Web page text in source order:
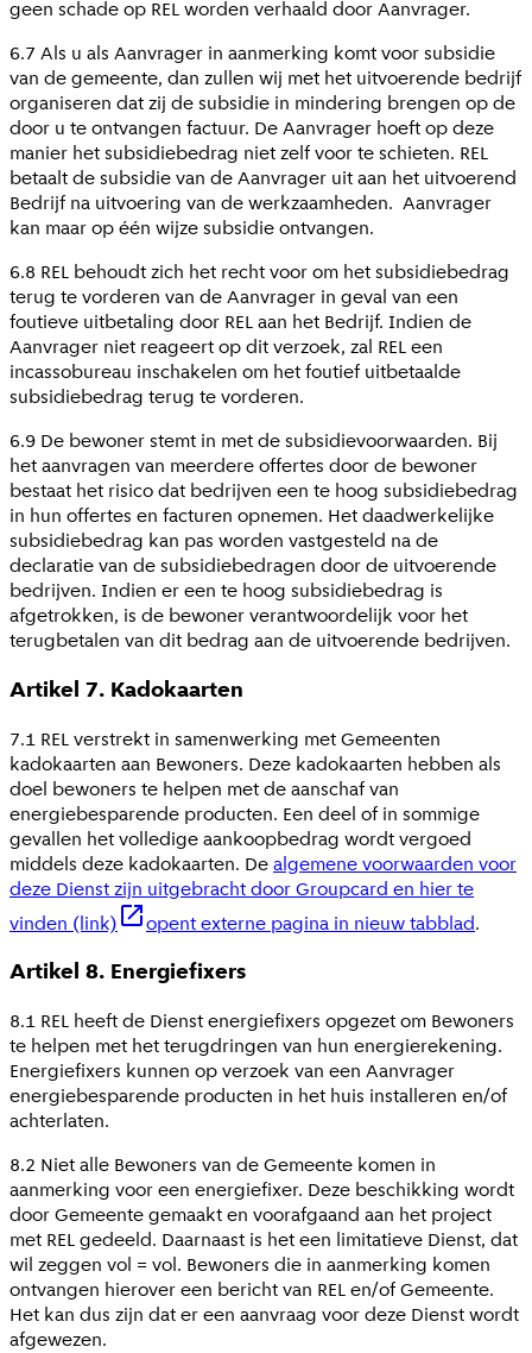
geen schade op REL worden verhaald door Aanvrager.
6.7 Als u als Aanvrager in aanmerking komt voor subsidie
van de gemeente, dan zullen wij met het uitvoerende bedrijf
organiseren dat zij de subsidie in mindering brengen op de
door u te ontvangen factuur. De Aanvrager hoeft op deze
manier het subsidiebedrag niet zelf voor te schieten. REL
betaalt de subsidie van de Aanvrager uit aan het uitvoerend
Bedrijf na uitvoering van de werkzaamheden. Aanvrager
kan maar op één wijze subsidie ontvangen.
6.8 REL behoudt zich het recht voor om het subsidiebedrag
terug te vorderen van de Aanvrager in geval van een
foutieve uitbetaling door REL aan het Bedrijf. Indien de
Aanvrager niet reageert op dit verzoek, zal REL een
incassobureau inschakelen om het foutief uitbetaalde
subsidiebedrag terug te vorderen.
6.9 De bewoner stemt in met de subsidievoorwaarden. Bij
het aanvragen van meerdere offertes door de bewoner
bestaat het risico dat bedrijven een te hoog subsidiebedrag
in hun offertes en facturen opnemen. Het daadwerkelijke
subsidiebedrag kan pas worden vastgesteld na de
declaratie van de subsidiebedragen door de uitvoerende
bedrijven. Indien er een te hoog subsidiebedrag is
afgetrokken, is de bewoner verantwoordelijk voor het
terugbetalen van dit bedrag aan de uitvoerende bedrijven.
Artikel 7. Kadokaarten
7.1 REL verstrekt in samenwerking met Gemeenten
kadokaarten aan Bewoners. Deze kadokaarten hebben als
doel bewoners te helpen met de aanschaf van
energiebesparende producten. Een deel of in sommige
gevallen het volledige aankoopbedrag wordt vergoed
middels deze kadokaarten. Dealgemene voorwaarden voor
deze Dienst zijn uitgebracht door Groupcard en hier te
vinden (link)
opent externe pagina in nieuw tabblad.
Artikel 8. Energiefixers
8.1 REL heeft de Dienst energiefixers opgezet om Bewoners
te helpen met het terugdringen van hun energierekening.
Energiefixers kunnen op verzoek van een Aanvrager
energiebesparende producten in het huis installeren en/of
achterlaten.
8.2 Niet alle Bewoners van de Gemeente komen in
aanmerking voor een energiefixer. Deze beschikking wordt
door Gemeente gemaakt en voorafgaand aan het project
met REL gedeeld. Daarnaast is het een limitatieve Dienst, dat
wil zeggen vol = vol. Bewoners die in aanmerking komen
ontvangen hierover een bericht van REL en/of Gemeente.
Het kan dus zijn dat er een aanvraag voor deze Dienst wordt
afgewezen.